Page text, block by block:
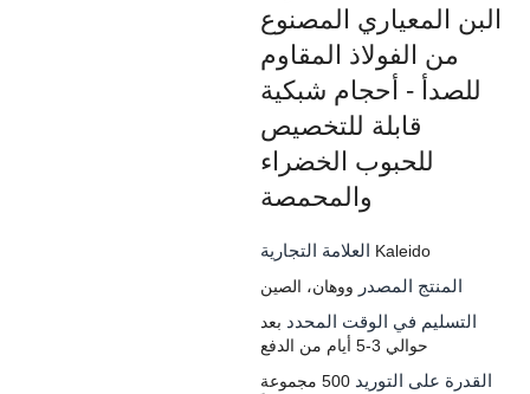
البن المعياري المصنوع
من الفولاذ المقاوم
للصدأ - أحجام شبكية
قابلة للتخصيص
للحبوب الخضراء
والمحمصة
Kaleido
المنتج المصدر ووهان، الصين
التسليم في الوقت المحدد بعد
حوالي 3-5 أيام من الدفع
القدرة على التوريد
500 مجموعة